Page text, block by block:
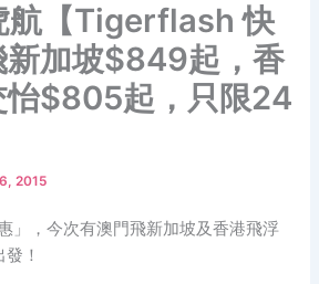
【Tigerflash 快
新加坡$849起，香
怡$805起，只限24
2015
」，今次有澳門飛新加坡及香港飛浮
！